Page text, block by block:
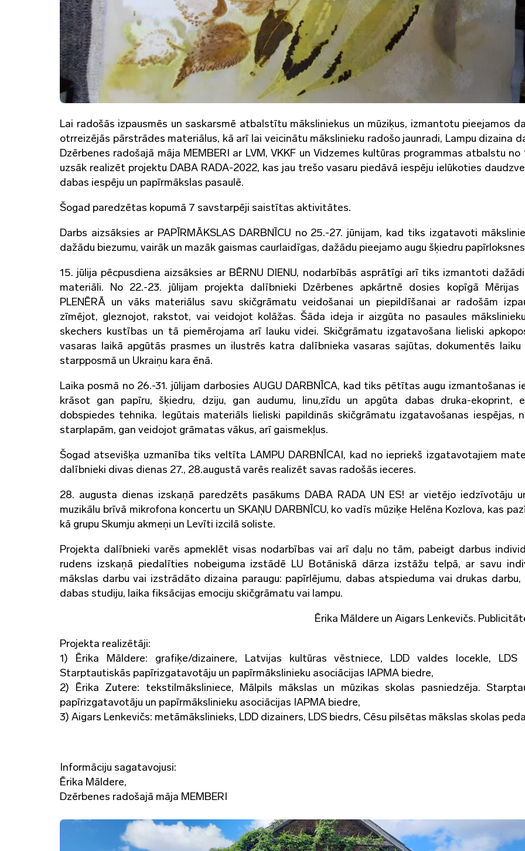
Lai radošās izpausmēs un saskarsmē atbalstītu māksliniekus un mūziķus, izmantotu pieejamos
otrreizējās pārstrādes materiālus, kā arī lai veicinātu mākslinieku radošo jaunradi, Lampu dizaina
Dzērbenes radošajā māja MEMBERI ar LVM, VKKF un Vidzemes kultūras programmas atbalstu no
uzsāk realizēt projektu DABA RADA-2022, kas jau trešo vasaru piedāvā iespēju ielūkoties
dabas iespēju un papīrmākslas pasaulē.
Šogad paredzētas kopumā 7 savstarpēji saistītas aktivitātes.
Darbs aizsāksies ar PAPĪRMĀKSLAS DARBNĪCU no 25.-27. jūnijam, kad tiks izgatavoti
dažādu biezumu, vairāk un mazāk gaismas caurlaidīgas, dažādu pieejamo augu šķiedru
15. jūlija pēcpusdiena aizsāksies ar BĒRNU DIENU, nodarbībās asprātīgi arī tiks izmantoti
materiāli. No 22.-23. jūlijam projekta dalībnieki Dzērbenes apkārtnē dosies kopīgā Mērijas
PLENĒRĀ un vāks materiālus savu skičgrāmatu veidošanai un piepildīšanai ar radošām
zīmējot, gleznojot, rakstot, vai veidojot kolāžas. Šāda ideja ir aizgūta no pasaules
skechers kustības un tā piemērojama arī lauku videi. Skičgrāmatu izgatavošana lieliski
vasaras laikā apgūtās prasmes un ilustrēs katra dalībnieka vasaras sajūtas, dokumentēs laiku
starpposmā un Ukraiņu kara ēnā.
Laika posmā no 26.-31. jūlijam darbosies AUGU DARBNĪCA, kad tiks pētītas augu izmantošanas
krāsot gan papīru, šķiedru, dziju, gan audumu, linu,zīdu un apgūta dabas druka-ekoprint,
dobspiedes tehnika. Iegūtais materiāls lieliski papildinās skičgrāmatu izgatavošanas iespējas,
starplapām, gan veidojot grāmatas vākus, arī gaismekļus.
Šogad atsevišķa uzmanība tiks veltīta LAMPU DARBNĪCAI, kad no iepriekš izgatavotajiem
dalībnieki divas dienas 27., 28.augustā varēs realizēt savas radošās ieceres.
28. augusta dienas izskaņā paredzēts pasākums DABA RADA UN ES! ar vietējo iedzīvotāju
muzikālu brīvā mikrofona koncertu un SKAŅU DARBNĪCU, ko vadīs mūziķe Helēna Kozlova, kas
kā grupu Skumju akmeņi un Levīti izcilā soliste.
Projekta dalībnieki varēs apmeklēt visas nodarbības vai arī daļu no tām, pabeigt darbus
rudens izskaņā piedalīties nobeiguma izstādē LU Botāniskā dārza izstāžu telpā, ar savu
mākslas darbu vai izstrādāto dizaina paraugu: papīrlējumu, dabas atspieduma vai drukas darbu,
dabas studiju, laika fiksācijas emociju skičgrāmatu vai lampu.
Ērika Māldere un Aigars Lenkevičs.
Projekta realizētāji:
1) Ērika Māldere: grafiķe/dizainere, Latvijas kultūras vēstniece, LDD valdes locekle, LDS
Starptautiskās papīrizgatavotāju un papīrmākslinieku asociācijas IAPMA biedre,
2) Ērika Zutere: tekstilmāksliniece, Mālpils mākslas un mūzikas skolas pasniedzēja.
papīrizgatavotāju un papīrmākslinieku asociācijas IAPMA biedre,
3) Aigars Lenkevičs: metāmākslinieks, LDD dizainers, LDS biedrs, Cēsu pilsētas mākslas skolas
Informāciju sagatavojusi:
Ērika Māldere,
Dzērbenes radošajā māja MEMBERI